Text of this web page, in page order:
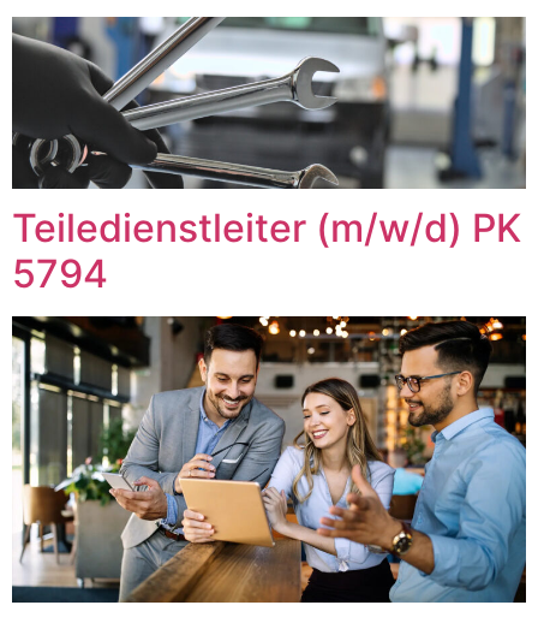
Teiledienstleiter (m/w/d) PK
5794